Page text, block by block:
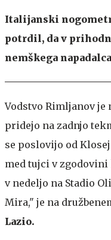
Italijanski
potrdil, da v
nemškega
Vodstvo Rimljanov je
pridejo na zadnjo
se poslovijo od
med tujci v zgodovini
v nedeljo na Stadio
Mira," je na
Lazio.